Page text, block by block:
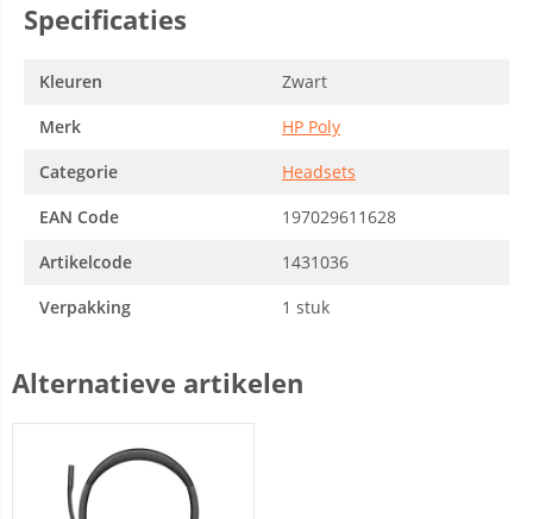
Specificaties
Kleuren
Zwart
Merk
HP Poly
Categorie
Headsets
EAN Code
197029611628
Artikelcode
1431036
Verpakking
1 stuk
Alternatieve artikelen